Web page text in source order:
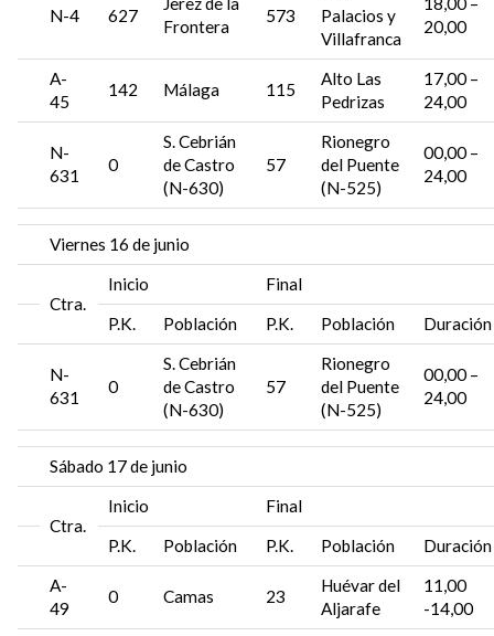
N-4 627
Frontera
573
Palacios y
Villafranca
20,00
A-
45
142 Málaga 115
Alto Las
Pedrizas
17,00 –
24,00
N-
631
0
S. Cebrián
de Castro
(N-630)
57
Rionegro
del Puente
(N-525)
00,00 –
24,00
Viernes 16 de junio
Ctra.
Inicio
Final
P.K.
Población P.K. Población Duración
N-
631
0
S. Cebrián
de Castro
(N-630)
57
Rionegro
del Puente
(N-525)
00,00 –
24,00
Sábado 17 de junio
Ctra.
Inicio
Final
P.K.
Población P.K. Población
Duración
A-
49
0 Camas 23
Huévar del
Aljarafe
11,00
-14,00